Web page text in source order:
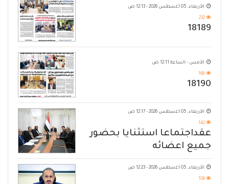
الأربعاء, 05 أغسطس 2026 - 12:13 ص
232
18189
الأمس - الساعة 12:11 ص
168
18190
الأربعاء, 05 أغسطس 2026 - 12:17 ص
142
عقداجتماعا استثنايا بحضور
جميع اعضائه
الأربعاء, 05 أغسطس 2026 - 12:23 ص
106